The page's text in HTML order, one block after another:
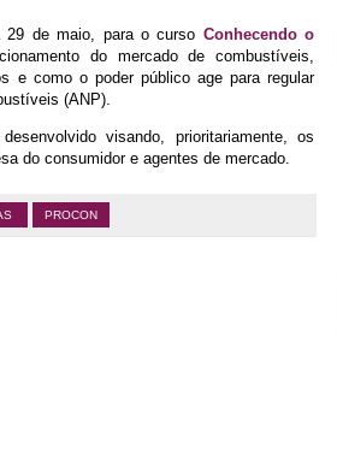
29 de maio, para o curso Conhecendo o
do mercado de combustíveis,
e como o poder público age para regular
(ANP).
visando, prioritariamente, os
do consumidor e agentes de mercado.
PROCON